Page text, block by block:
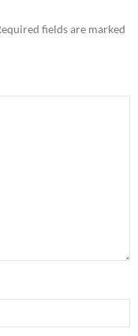
fields are marked